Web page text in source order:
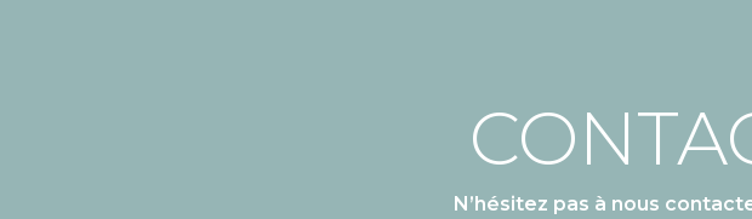
N’hésitez pas à nous